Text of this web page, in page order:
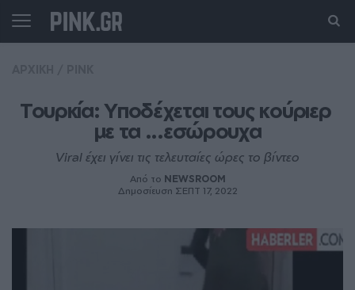
Τουρκία: Υποδέχεται τους κούριερ
με τα ...εσώρουχα
Viral έχει γίνει τις τελευταίες ώρες το βίντεο
Από το NEWSROOM
Δημοσίευση ΣΕΠΤ 17, 2022